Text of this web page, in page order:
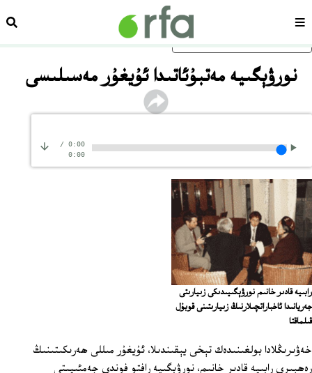
ئاساسلىق مەزمۇنغا ئاتلاڭسەھىپە
نورۋېگىيە مەتبۇئاتىدا ئۇيغۇر مەسىلىسى
0:00
/
0:00
رابىيە قادىر خانىم نورۋېگىيىدىكى زىيارىتى
جەريانىدا ئاخباراتچىلارنىڭ زىيارىتىنى قوبۇل
قىلماقتا
خەۋىرىڭلادا بولغىنىدەك تېخى يېقىندىلا، ئۇيغۇر مىللى ھەرىكىتىنىڭ
رەھبىرى رابىيە قادىر خانىم، نورۋېگىيە رافتو فوندى جەمئىيىتى